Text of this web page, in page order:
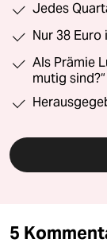
Jedes
Nur 38 Euro
Als Prämie
mutig sind?“
5